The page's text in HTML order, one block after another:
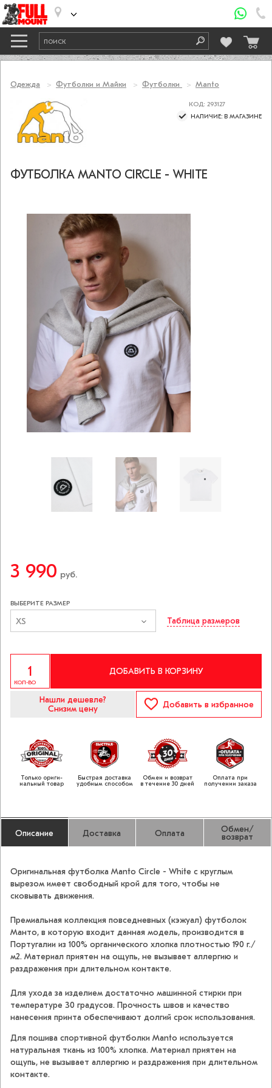
Одежда Футболки и Майки Футболки Manto
КОД: 293127
НАЛИЧИЕ: В МАГАЗИНЕ
ФУТБОЛКА MANTO CIRCLE - WHITE
3 990 руб.
ВЫБЕРИТЕ РАЗМЕР
XS Таблица размеров
КОЛ-ВО
ДОБАВИТЬ В КОРЗИНУ
Нашли дешевле?
Снизим цену
Добавить в избранное
Только ориги­
нальный товар
Быстрая доставка
удобным способом
Обмен и возврат
в течение 30 дней
Оплата при
получении заказа
Описание Доставка Оплата Обмен/
возврат
Оригинальная футболка Manto Circle - White с круглым
вырезом имеет свободный крой для того, чтобы не
сковывать движения.
Премиальная коллекция повседневных (кэжуал) футболок
Манто, в которую входит данная модель, производится в
Португалии из 100% органического хлопка плотностью 190 г./
м2. Материал приятен на ощупь, не вызывает аллергию и
раздражения при длительном контакте.
Для ухода за изделием достаточно машинной стирки при
температуре 30 градусов. Прочность швов и качество
нанесения принта обеспечивают долгий срок использования.
Для пошива спортивной футболки Manto используется
натуральная ткань из 100% хлопка. Материал приятен на
ощупь, не вызывает аллергию и раздражения при длительном
контакте.